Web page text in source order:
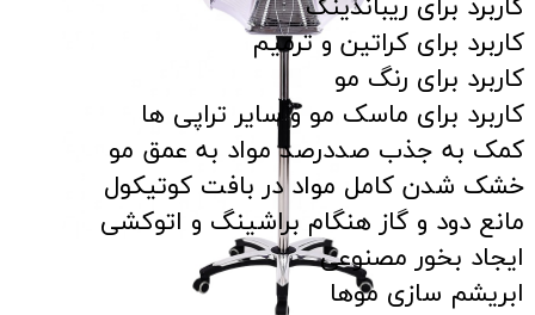
کاربرد برای ریباندینگ
کاربرد برای کراتین و ترمیم
کاربرد برای رنگ مو
کاربرد برای ماسک مو و سایر تراپی ها
کمک به جذب صددرصد مواد به عمق مو
خشک شدن کامل مواد در بافت کوتیکول
مانع دود و گاز هنگام براشینگ و اتوکشی
ایجاد بخور مصنوعی
ابریشم سازی موها